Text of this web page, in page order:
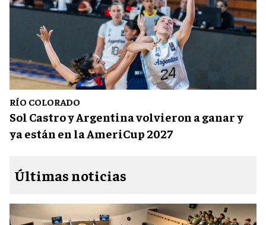
RÍO COLORADO
Sol Castro y Argentina volvieron a ganar y
ya están en la AmeriCup 2027
Últimas noticias